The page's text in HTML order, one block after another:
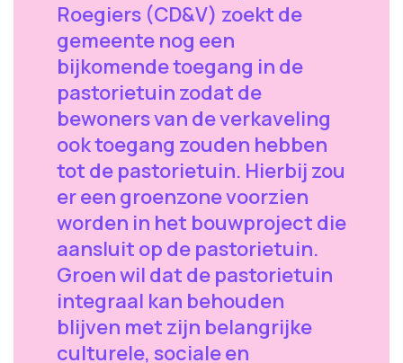
Roegiers (CD&V) zoekt de
gemeente nog een
bijkomende toegang in de
pastorietuin zodat de
bewoners van de verkaveling
ook toegang zouden hebben
tot de pastorietuin. Hierbij zou
er een groenzone voorzien
worden in het bouwproject die
aansluit op de pastorietuin.
Groen wil dat de pastorietuin
integraal kan behouden
blijven met zijn belangrijke
culturele, sociale en